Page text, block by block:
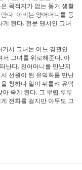
목적지가 없는 동거 생활
다. 아비는 양어머니를 등
된다. 전문 댄서인 그녀
서 그녀는 어느 경관인
서 그녀를 위로해준다. 아
난다. 친어머니를 만났지
선원이 된 유덕화를 만난
청하나 일이 뒤틀려 유덕
죽게 된다. 그 무렵 루루
전화를 걸지만 아무도 그